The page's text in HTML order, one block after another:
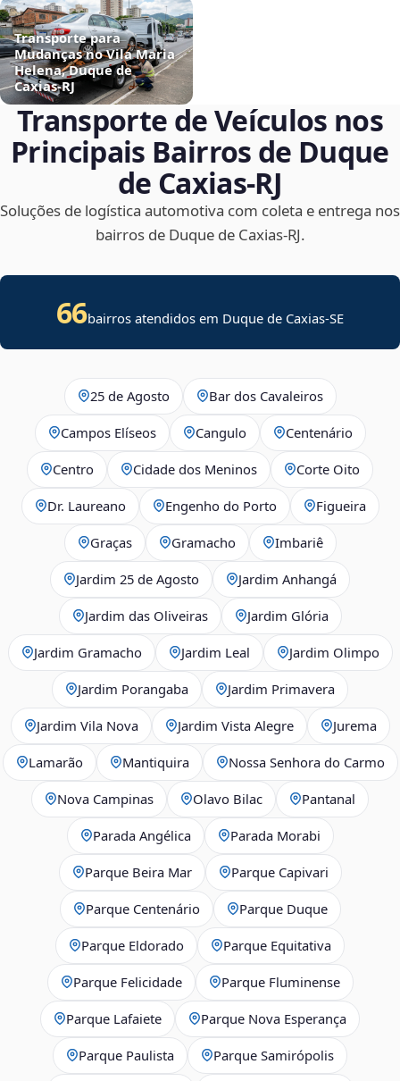
Transporte para
Mudanças no Vila Maria
Helena, Duque de
Caxias‑RJ
Transporte de Veículos nos
Principais Bairros de Duque
de Caxias‑RJ
Soluções de logística automotiva com coleta e entrega nos
bairros de Duque de Caxias‑RJ.
66bairros atendidos em Duque de Caxias-SE
25 de Agosto Bar dos Cavaleiros
Campos Elíseos Cangulo Centenário
Centro Cidade dos Meninos Corte Oito
Dr. Laureano Engenho do Porto Figueira
Graças Gramacho Imbariê
Jardim 25 de Agosto Jardim Anhangá
Jardim das Oliveiras Jardim Glória
Jardim Gramacho Jardim Leal Jardim Olimpo
Jardim Porangaba Jardim Primavera
Jardim Vila Nova Jardim Vista Alegre Jurema
Lamarão Mantiquira Nossa Senhora do Carmo
Nova Campinas Olavo Bilac Pantanal
Parada Angélica Parada Morabi
Parque Beira Mar Parque Capivari
Parque Centenário Parque Duque
Parque Eldorado Parque Equitativa
Parque Felicidade Parque Fluminense
Parque Lafaiete Parque Nova Esperança
Parque Paulista Parque Samirópolis